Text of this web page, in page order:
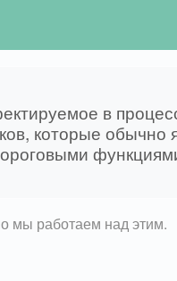
в
которые обычно
мы работаем над этим.